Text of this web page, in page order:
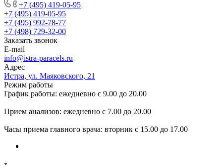
+7 (495) 419-05-95
+7 (495) 419-05-95
+7 (495) 992-78-77
+7 (498) 729-32-00
Заказать звонок
E-mail
info@istra-paracels.ru
Адрес
Истра, ул. Маяковского, 21
Режим работы
График работы: ежедневно с 9.00 до 20.00
Прием анализов: ежедневно с 7.00 до 20.00
Часы приема главного врача: вторник с 15.00 до 17.00